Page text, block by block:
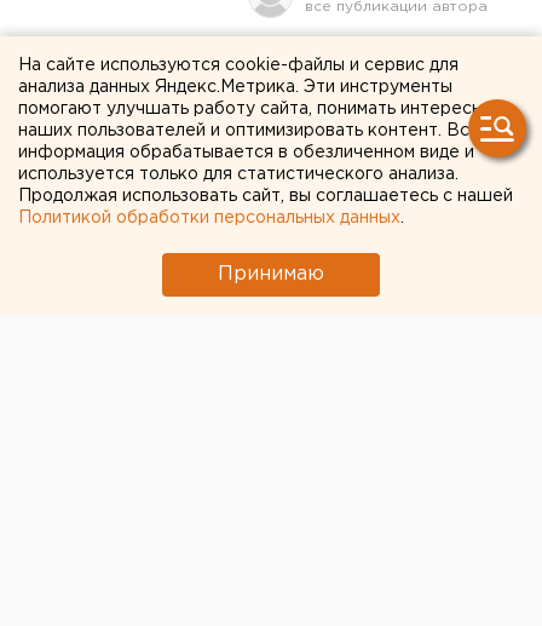
Банк «Открытие»
презентовал еще один
обновленный офис в
Екатеринбурге. Он уже
доступен для клиентов
На сайте используются cookie-файлы и сервис для
анализа данных Яндекс.Метрика. Эти инструменты
помогают улучшать работу сайта, понимать интересы
наших пользователей и оптимизировать контент. Вся
информация обрабатывается в обезличенном виде и
используется только для статистического анализа.
Продолжая использовать сайт, вы соглашаетесь с нашей
Политикой обработки персональных данных
Принимаю